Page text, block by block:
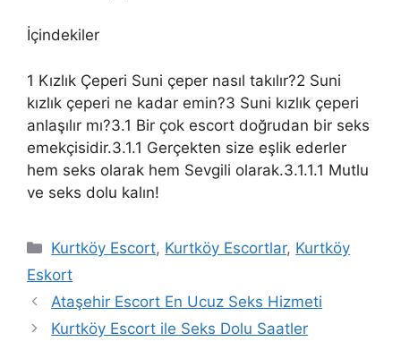
İçindekiler
1 Kızlık Çeperi Suni çeper nasıl takılır?2 Suni
kızlık çeperi ne kadar emin?3 Suni kızlık çeperi
anlaşılır mı?3.1 Bir çok escort doğrudan bir seks
emekçisidir.3.1.1 Gerçekten size eşlik ederler
hem seks olarak hem Sevgili olarak.3.1.1.1 Mutlu
ve seks dolu kalın!
Kategoriler
Kurtköy Escort, Kurtköy Escortlar, Kurtköy
Eskort
Ataşehir Escort En Ucuz Seks Hizmeti
Kurtköy Escort ile Seks Dolu Saatler